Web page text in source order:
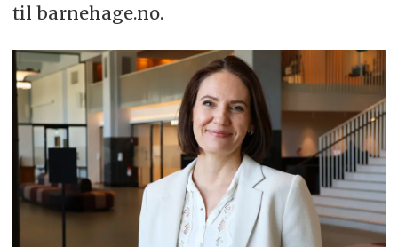
til barnehage.no.